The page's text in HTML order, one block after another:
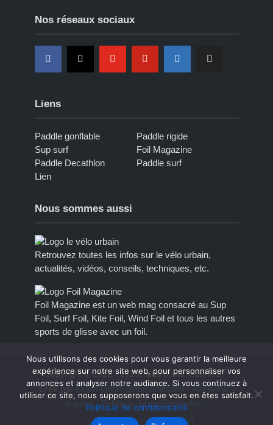
Nos réseaux sociaux
Liens
Paddle gonflable
Paddle rigide
Sup surf
Foil Magazine
Paddle Decathlon
Paddle surf
Lien
Nous sommes aussi
Retrouvez toutes les infos sur le vélo urbain,
actualités, vidéos, conseils, techniques, etc.
Foil Magazine est un web mag consacré au Sup
Foil, Surf Foil, Kite Foil, Wind Foil et tous les autres
sports de glisse avec un foil.
Copyright © 2012 - 2023, tous droits réservés.
Créé par Extremotion Communication-Mentions
légales
-Politique de confidentialité
Nous utilisons des cookies pour vous garantir la meilleure
expérience sur notre site web, pour personnaliser vos
annonces et analyser notre audiance. Si vous continuez à
utiliser ce site, nous supposerons que vous en êtes satisfait.
Politique de confidentialité